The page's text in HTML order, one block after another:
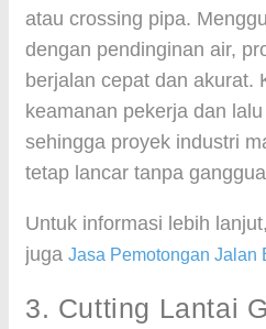
atau crossing pipa.
dengan pendinginan air,
berjalan cepat dan akurat.
keamanan pekerja dan
sehingga proyek industri
tetap lancar tanpa
Untuk informasi lebih
juga Jasa Pemotongan Jalan
3. Cutting Lantai